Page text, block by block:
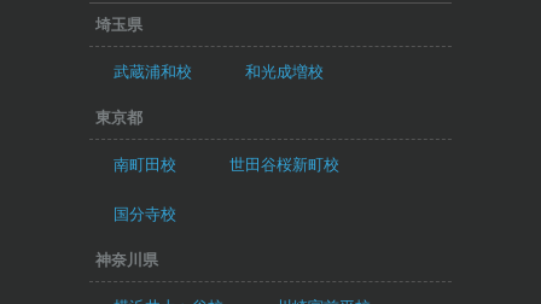
埼玉県
武蔵浦和校 和光成増校
東京都
南町田校 世田谷桜新町校
国分寺校
神奈川県